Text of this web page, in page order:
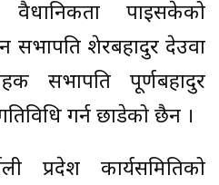
वैधानिकता पाइसकेको
सभापति शेरबहादुर देउवा
सभापति पूर्णबहादुर
गर्न छाडेको छैन ।
प्रदेश कार्यसमितिको